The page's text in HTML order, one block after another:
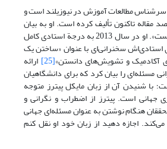
مطالعات آموزش در نیوزیلند است و
مقاله تاکنون تألیف کرده است. او به بیان
خودش «واقعاً پرنویس است». او در سال 2013 به درجة استادی کامل
سخنرانی‌ای با عنوان «ساختن یک
آکادمیک و تشویش‌های دانستن»[25] ارائه
مسئله‌ای را بیان کرد که برای دانشگاهیان
با شنیدن آن از زبان مایکل پیترز متوجه
جهانی است. پیترز از اضطراب و نگرانی و
هنگام نوشتن به عنوان مسئله‌ای جهانی
اجازه دهید از زبان خود او نقل کنم